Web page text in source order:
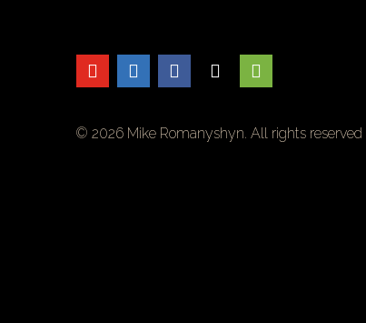
© 2026 Mike Romanyshyn. All rights reserved